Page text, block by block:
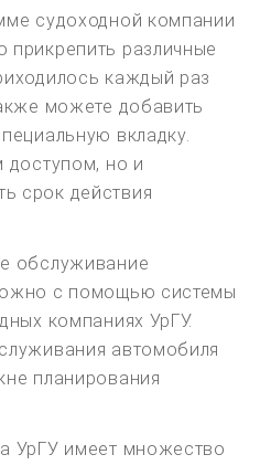
судоходной компании
различные
каждый раз
можете добавить
вкладку.
доступом, но и
срок действия
обслуживание
с помощью системы
компаниях УрГУ.
автомобиля
планирования
УрГУ имеет множество